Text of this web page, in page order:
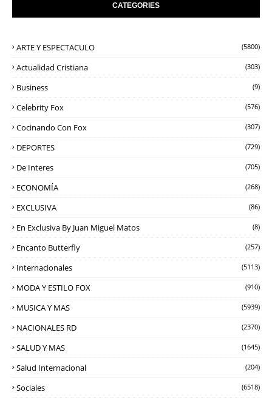
CATEGORIES
ARTE Y ESPECTACULO (5800)
Actualidad Cristiana (303)
Business (9)
Celebrity Fox (576)
Cocinando Con Fox (307)
DEPORTES (729)
De Interes (705)
ECONOMÍA (268)
EXCLUSIVA (86)
En Exclusiva By Juan Miguel Matos (8)
Encanto Butterfly (257)
Internacionales (5113)
MODA Y ESTILO FOX (910)
MUSICA Y MAS (5939)
NACIONALES RD (2370)
SALUD Y MAS (1645)
Salud Internacional (204)
Sociales (6518)